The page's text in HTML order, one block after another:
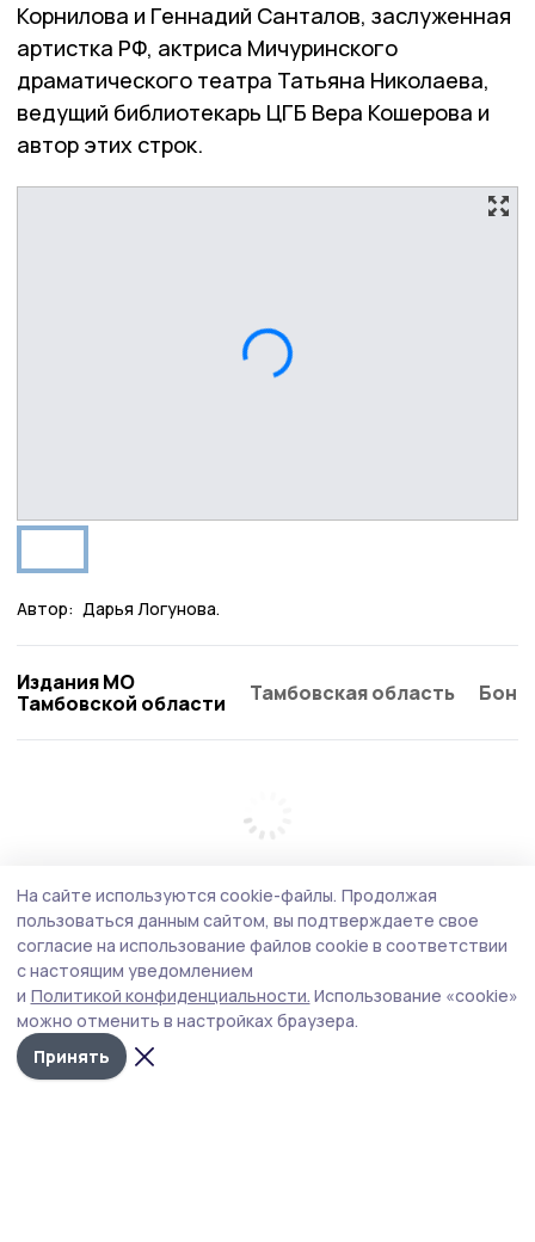
Корнилова и Геннадий Санталов, заслуженная
артистка РФ, актриса Мичуринского
драматического театра Татьяна Николаева,
ведущий библиотекарь ЦГБ Вера Кошерова и
автор этих строк.
Автор: Дарья Логунова.
Издания МО
Тамбовской области
Тамбовская область
На сайте используются cookie-файлы. Продолжая
пользоваться данным сайтом, вы подтверждаете свое
согласие на использование файлов cookie в соответствии
с настоящим уведомлением
и Политикой конфиденциальности. Использование «cookie»
можно отменить в настройках браузера.
Принять